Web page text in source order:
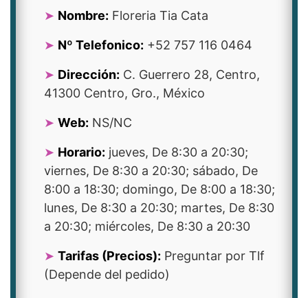
Nombre: Floreria Tia Cata
Nº Telefonico: +52 757 116 0464
Dirección: C. Guerrero 28, Centro,
41300 Centro, Gro., México
Web: NS/NC
Horario: jueves, De 8:30 a 20:30;
viernes, De 8:30 a 20:30; sábado, De
8:00 a 18:30; domingo, De 8:00 a 18:30;
lunes, De 8:30 a 20:30; martes, De 8:30
a 20:30; miércoles, De 8:30 a 20:30
Tarifas (Precios): Preguntar por Tlf
(Depende del pedido)